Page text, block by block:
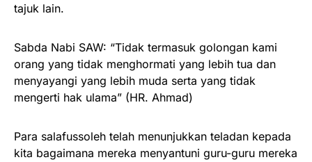
tajuk lain.
Sabda Nabi SAW: “Tidak termasuk golongan kami
orang yang tidak menghormati yang lebih tua dan
menyayangi yang lebih muda serta yang tidak
mengerti hak ulama” (HR. Ahmad)
Para salafussoleh telah menunjukkan teladan kepada
kita bagaimana mereka menyantuni guru-guru mereka